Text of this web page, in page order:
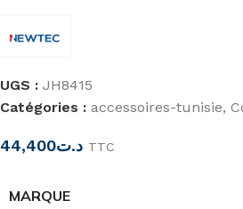
UGS : JH8415
Catégories : accessoires-tunisie,
د.ت44,400 TTC
MARQUE